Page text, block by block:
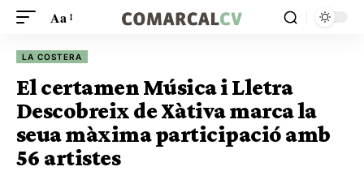
Aa
LA COSTERA
El certamen Música i Lletra
Descobreix de Xàtiva marca la
seua màxima participació amb
56 artistes